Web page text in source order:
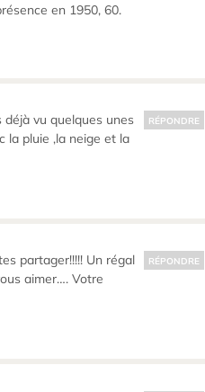
en 1950, 60.
déjà vu quelques unes
la pluie ,la neige et la
RÉPONDRE
partager!!!!! Un régal
aimer…. Votre
RÉPONDRE